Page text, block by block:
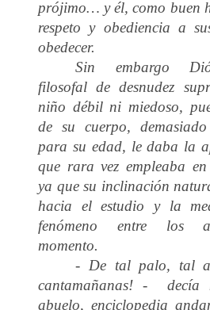
prójimo… y él, como buen
respeto y obediencia a
obedecer.
Sin embargo
filosofal de desnudez
niño débil ni miedoso,
de su cuerpo,
para su edad, le daba la
que rara vez empleaba en
ya que su inclinación
hacia el estudio y la
fenómeno entre los
momento.
- De tal palo, tal
cantamañanas! - decía
abuelo, enciclopedia